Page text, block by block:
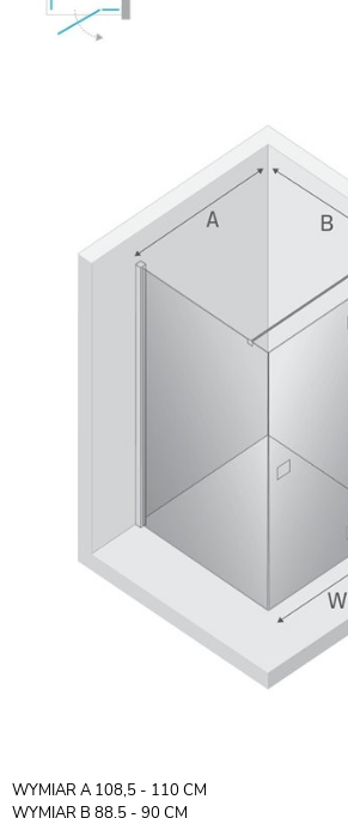
WYMIAR A 108,5 - 110 CM
WYMIAR B 88,5 - 90 CM